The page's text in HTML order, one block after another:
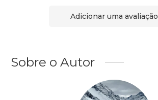
Adicionar uma avaliação
Sobre o Autor